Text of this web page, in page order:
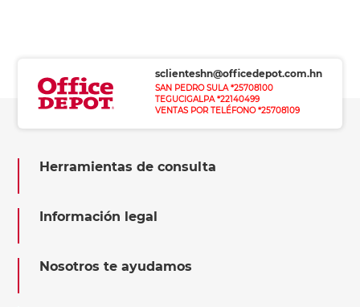
sclienteshn@officedepot.com.hn
SAN PEDRO SULA *25708100
TEGUCIGALPA *22140499
VENTAS POR TELÉFONO *25708109
Herramientas de consulta
Información legal
Nosotros te ayudamos